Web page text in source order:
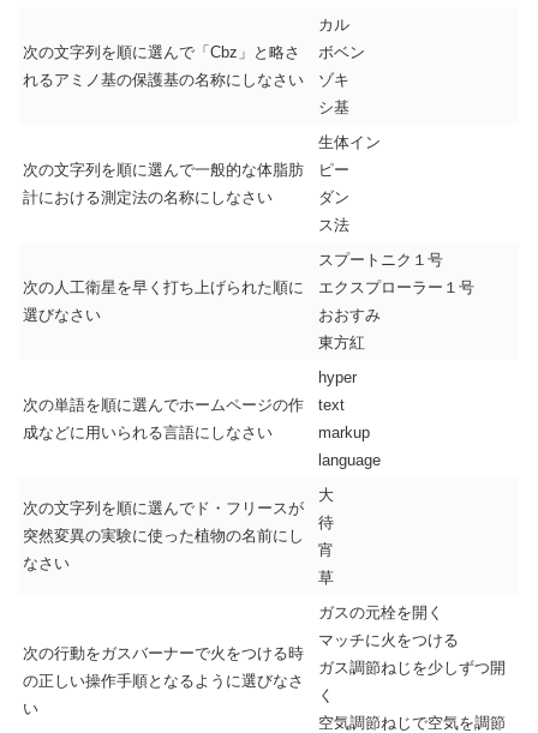
次の文字列を順に選んで「Cbz」と略さ
れるアミノ基の保護基の名称にしなさい
カル
ボベン
ゾキ
シ基
次の文字列を順に選んで一般的な体脂肪
計における測定法の名称にしなさい
生体イン
ピー
ダン
ス法
次の人工衛星を早く打ち上げられた順に
選びなさい
スプートニク１号
エクスプローラー１号
おおすみ
東方紅
次の単語を順に選んでホームページの作
成などに用いられる言語にしなさい
hyper
text
markup
language
次の文字列を順に選んでド・フリースが
突然変異の実験に使った植物の名前にし
なさい
大
待
宵
草
次の行動をガスバーナーで火をつける時
の正しい操作手順となるように選びなさ
い
ガスの元栓を開く
マッチに火をつける
ガス調節ねじを少しずつ開
く
空気調節ねじで空気を調節